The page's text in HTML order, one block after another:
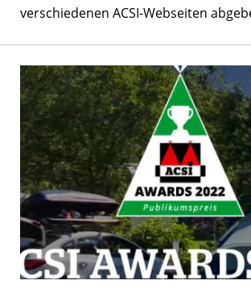
verschiedenen ACSI-Webseiten